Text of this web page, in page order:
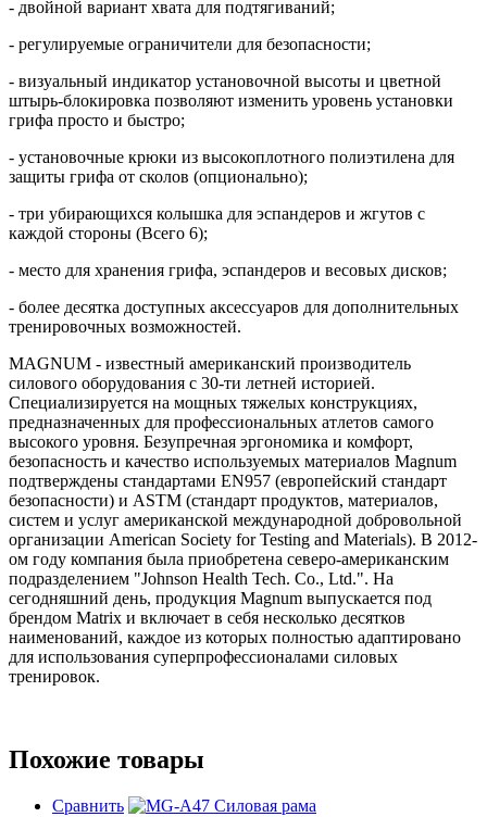
- двойной вариант хвата для подтягиваний;
- регулируемые ограничители для безопасности;
- визуальный индикатор установочной высоты и цветной
штырь-блокировка позволяют изменить уровень установки
грифа просто и быстро;
- установочные крюки из высокоплотного полиэтилена для
защиты грифа от сколов (опционально);
- три убирающихся колышка для эспандеров и жгутов с
каждой стороны (Всего 6);
- место для хранения грифа, эспандеров и весовых дисков;
- более десятка доступных аксессуаров для дополнительных
тренировочных возможностей.
MAGNUM - известный американский производитель
силового оборудования с 30-ти летней историей.
Специализируется на мощных тяжелых конструкциях,
предназначенных для профессиональных атлетов самого
высокого уровня. Безупречная эргономика и комфорт,
безопасность и качество используемых материалов Magnum
подтверждены стандартами EN957 (европейский стандарт
безопасности) и ASTM (стандарт продуктов, материалов,
систем и услуг американской международной добровольной
организации American Society for Testing and Materials). В 2012-
ом году компания была приобретена северо-американским
подразделением "Johnson Health Tech. Co., Ltd.". На
сегодняшний день, продукция Magnum выпускается под
брендом Matrix и включает в себя несколько десятков
наименований, каждое из которых полностью адаптировано
для использования суперпрофессионалами силовых
тренировок.
Похожие товары
Сравнить